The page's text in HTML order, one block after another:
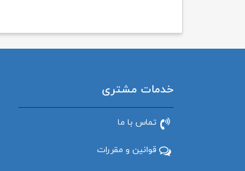
خدمات مشتری
تماس با ما
قوانین و مقررات